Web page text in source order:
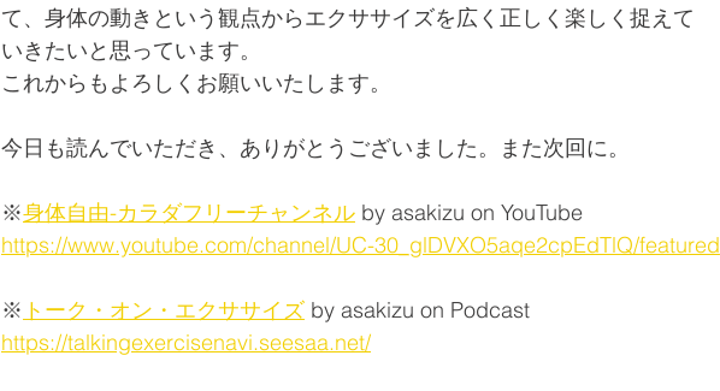
て、身体の動きという観点からエクササイズを広く正しく楽しく捉えて
いきたいと思っています。
これからもよろしくお願いいたします。
今日も読んでいただき、ありがとうございました。また次回に。
※身体自由-カラダフリーチャンネル by asakizu on YouTube
https://www.youtube.com/channel/UC-30_glDVXO5aqe2cpEdTlQ/featured
※ トーク・オン・エクササイズ by asakizu on Podcast
https://talkingexercisenavi.seesaa.net/